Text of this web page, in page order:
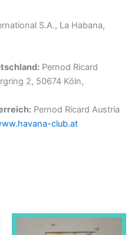
S.A., La Habana,
Pernod Ricard
2, 50674 Köln,
Pernod Ricard Austria
club.at